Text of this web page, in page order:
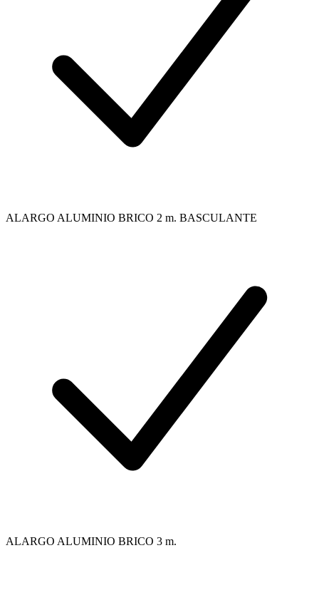
ALARGO ALUMINIO BRICO 2 m. BASCULANTE
ALARGO ALUMINIO BRICO 3 m.